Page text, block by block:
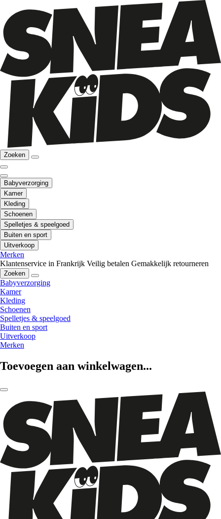
Zoeken
Babyverzorging
Kamer
Kleding
Schoenen
Spelletjes & speelgoed
Buiten en sport
Uitverkoop
Merken
Klantenservice in Frankrijk Veilig betalen Gemakkelijk retourneren
Zoeken
Babyverzorging
Kamer
Kleding
Schoenen
Spelletjes & speelgoed
Buiten en sport
Uitverkoop
Merken
Toevoegen aan winkelwagen...